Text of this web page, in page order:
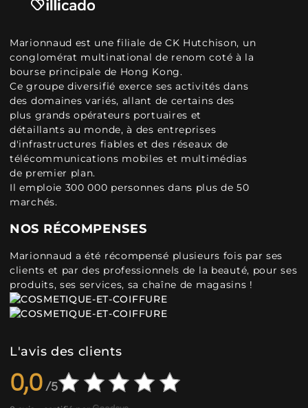
Marionnaud est une filiale de CK Hutchison, un
conglomérat multinational de renom coté à la
bourse principale de Hong Kong.
Ce groupe diversifié exerce ses activités dans
des domaines variés, allant de certains des
plus grands opérateurs portuaires et
détaillants au monde, à des entreprises
d'infrastructures fiables et des réseaux de
télécommunications mobiles et multimédias
de premier plan.
Il emploie 300 000 personnes dans plus de 50
marchés.
NOS RÉCOMPENSES
Marionnaud a été récompensé plusieurs fois par ses
clients et par des professionnels de la beauté, pour ses
produits, ses services, sa chaîne de magasins !
L'avis des clients
0,0